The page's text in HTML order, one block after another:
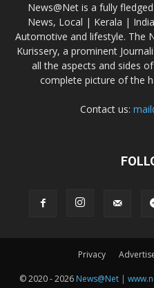
News@Net is a fully
News, Local | Kerala |
Automotive and lifestyle. The
Kurissery, a prominent
all the aspects and sides
complete picture of the
Contact us:
Privacy
© 2020 - 2026 News@Net |